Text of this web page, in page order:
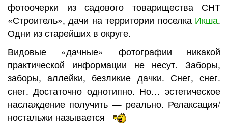
фотоочерки из садового товарищества СНТ
«Строитель», дачи на территории поселка Икша.
Одни из старейших в округе.
Видовые «дачные» фотографии никакой
практической информации не несут. Заборы,
заборы, аллейки, безликие дачки. Снег, снег.
снег. Достаточно однотипно. Но… эстетическое
наслаждение получить — реально. Релаксация/
ностальжи называется